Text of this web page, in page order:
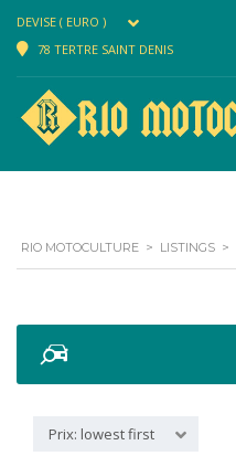
DEVISE ( EURO )
78 TERTRE SAINT DENIS
RIO MOTOCULTURE > LISTINGS >
Prix: lowest first